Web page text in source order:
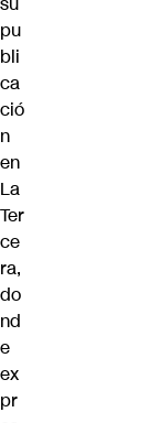
pu
bli
ca
ció
n
en
La
Ter
ce
ra,
do
nd
e
ex
pr